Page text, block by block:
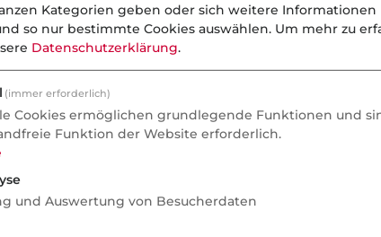
Kategorien geben oder sich weitere Informationen
so nur bestimmte Cookies auswählen. Um mehr zu
Datenschutzerklärung.
(immer erforderlich)
Cookies ermöglichen grundlegende Funktionen und
Funktion der Website erforderlich.
und Auswertung von Besucherdaten